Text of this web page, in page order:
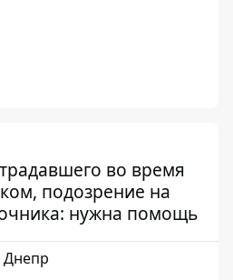
во время
подозрение на
нужна помощь